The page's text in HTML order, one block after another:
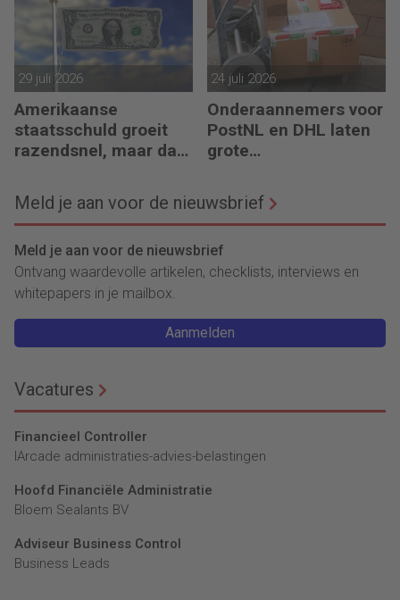
29 juli 2026
Amerikaanse
staatsschuld groeit
razendsnel, maar dat
24 juli 2026
Onderaannemers voor
PostNL en DHL laten
grote
achter
Meld je aan voor de nieuwsbrief
Meld je aan voor de nieuwsbrief
Ontvang waardevolle artikelen, checklists, interviews en
whitepapers in je mailbox.
Aanmelden
Vacatures
Financieel Controller
lArcade administraties-advies-belastingen
Hoofd Financiële Administratie
Bloem Sealants BV
Adviseur Business Control
Business Leads